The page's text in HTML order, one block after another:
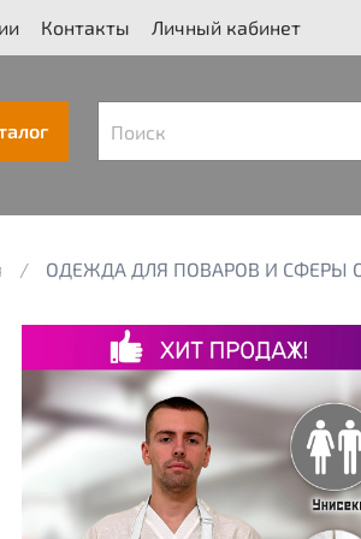
Контакты Личный кабинет
ОДЕЖДА ДЛЯ ПОВАРОВ И СФЕРЫ